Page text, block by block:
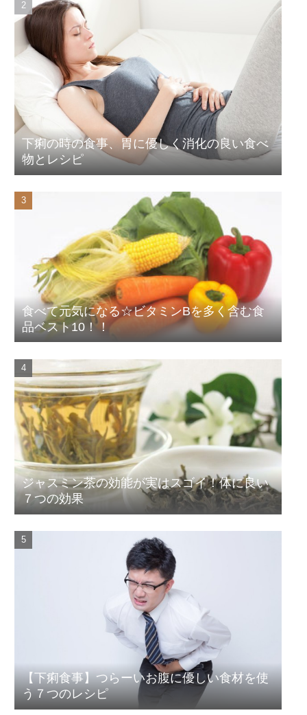
下痢の時の食事、胃に優しく消化の良い食べ
物とレシピ
食べて元気になる☆ビタミンBを多く含む食
品ベスト10！！
ジャスミン茶の効能が実はスゴイ！体に良い
７つの効果
【下痢食事】つらーいお腹に優しい食材を使
う７つのレシピ